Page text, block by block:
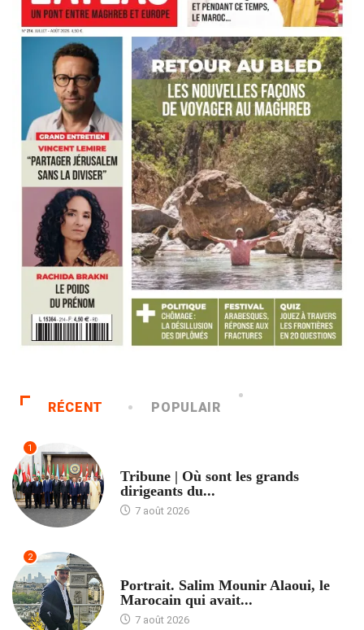
RÉCENT POPULAIR
1
Tribune | Où sont les grands
dirigeants du...
7 août 2026
2
Portrait. Salim Mounir Alaoui, le
Marocain qui avait...
7 août 2026